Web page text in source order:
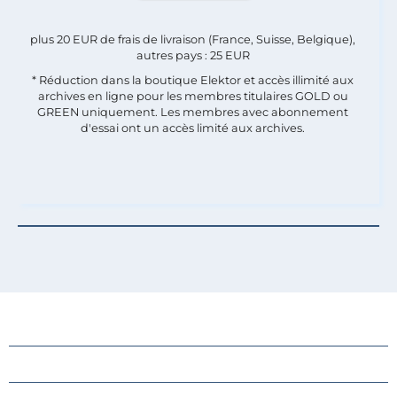
plus 20 EUR de frais de livraison (France, Suisse, Belgique),
autres pays : 25 EUR
* Réduction dans la boutique Elektor et accès illimité aux
archives en ligne pour les membres titulaires GOLD ou
GREEN uniquement. Les membres avec abonnement
d'essai ont un accès limité aux archives.